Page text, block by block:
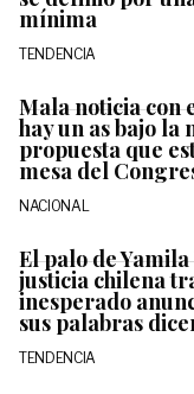
mínima
TENDENCIA
Mala noticia con
hay un as bajo la
propuesta que
mesa del
NACIONAL
El palo de
justicia chilena
inesperado
sus palabras
TENDENCIA